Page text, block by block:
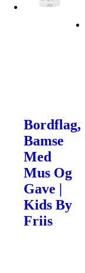
Bordflag,
Bamse
Med
Mus Og
Gave |
Kids By
Friis